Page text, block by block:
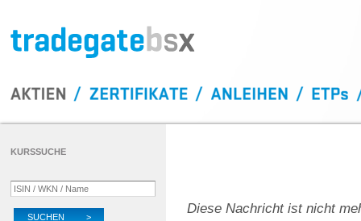
Diese Nachricht ist nicht
KURSSUCHE
SUCHEN >